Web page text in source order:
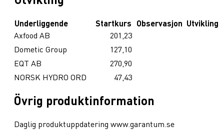
Underliggende Startkurs Observasjon Utvikling
Axfood AB
201,23
Dometic Group
127,10
EQT AB
270,90
NORSK HYDRO ORD
47,43
Övrig produktinformation
Daglig produktuppdatering www.garantum.se